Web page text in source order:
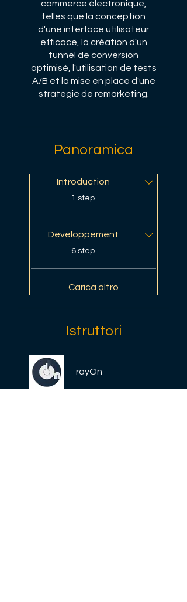
commerce électronique,
telles que la conception
d'une interface utilisateur
efficace, la création d'un
tunnel de conversion
optimisé, l'utilisation de tests
A/B et la mise en place d'une
stratégie de remarketing.
Panoramica
Introduction
.
1 step
Développement
.
6 step
Carica altro
Istruttori
rayOn